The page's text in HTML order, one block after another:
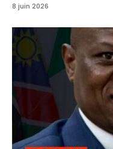
8 juin 2026